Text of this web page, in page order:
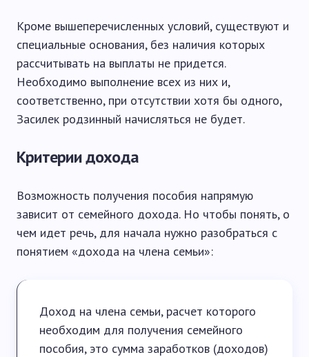
Кроме вышеперечисленных условий, существуют и
специальные основания, без наличия которых
рассчитывать на выплаты не придется.
Необходимо выполнение всех из них и,
соответственно, при отсутствии хотя бы одного,
Засилек родзинный начисляться не будет.
Критерии дохода
Возможность получения пособия напрямую
зависит от семейного дохода. Но чтобы понять, о
чем идет речь, для начала нужно разобраться с
понятием «дохода на члена семьи»:
Доход на члена семьи, расчет которого
необходим для получения семейного
пособия, это сумма заработков (доходов)